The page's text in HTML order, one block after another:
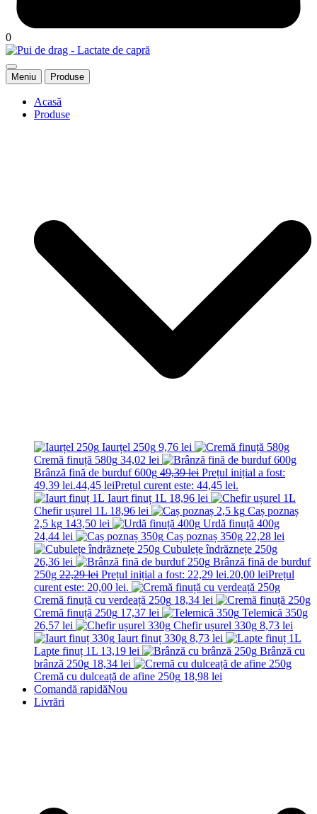
0
Meniu Produse
Acasă
Produse
Iaurțel 250g 9,76 lei
Cremă finuță 580g 34,02 lei
Brânză fină de burduf 600g 49,39lei Prețul inițial a fost:
49,39 lei.44,45 leiPrețul curent este: 44,45 lei.
Iaurt finuț 1L 18,96 lei
Chefir ușurel 1L 18,96 lei
Caș poznaș
2,5 kg 143,50 lei
Urdă finuță 400g
24,44 lei Caș poznaș 350g 22,28 lei
Cubulețe îndrăznețe 250g
26,36 lei
Brânză fină de burduf
250g 22,29lei Prețul inițial a fost: 22,29 lei.20,00 leiPrețul
curent este: 20,00 lei.
Cremă finuță cu verdeață 250g 18,34 lei
Cremă finuță 250g 17,37 lei
Telemică 350g
26,57 lei Chefir ușurel 330g 8,73 lei
Iaurt finuț 330g 8,73 lei
Lapte finuț 1L 13,19 lei
Brânză cu
brânză 250g 18,34 lei
Cremă cu dulceață de afine 250g 18,98 lei
Comandă rapidăNou
Livrări